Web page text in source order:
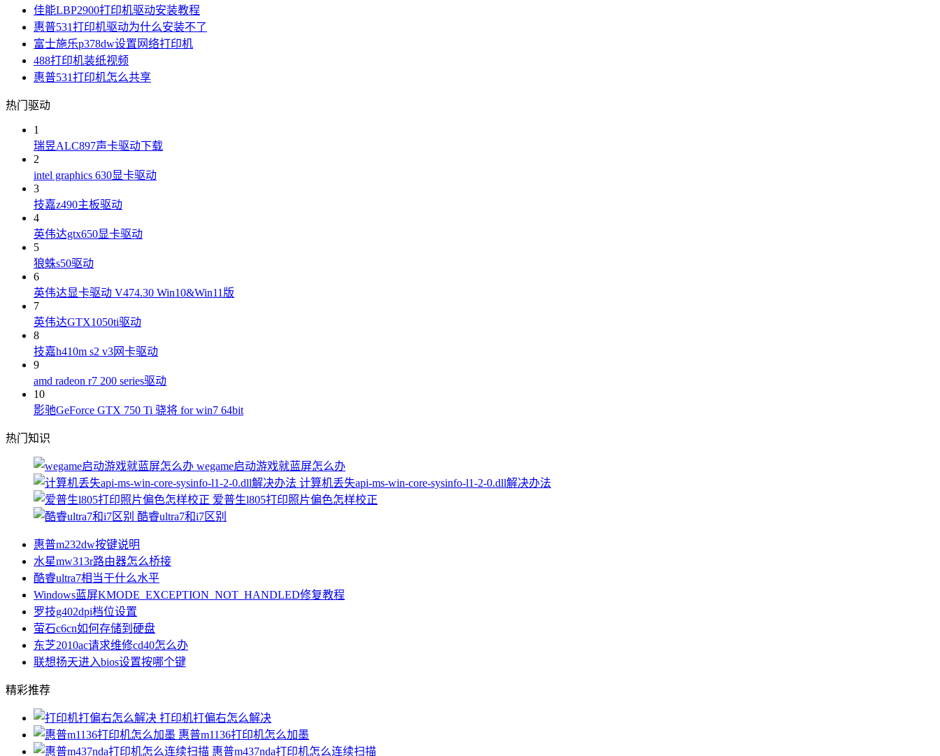
佳能LBP2900打印机驱动安装教程
惠普531打印机驱动为什么安装不了
富士施乐p378dw设置网络打印机
488打印机装纸视频
惠普531打印机怎么共享
热门驱动
1
瑞昱ALC897声卡驱动下载
2
intel graphics 630显卡驱动
3
技嘉z490主板驱动
4
英伟达gtx650显卡驱动
5
狼蛛s50驱动
6
英伟达显卡驱动 V474.30 Win10&Win11版
7
英伟达GTX1050ti驱动
8
技嘉h410m s2 v3网卡驱动
9
amd radeon r7 200 series驱动
10
影驰GeForce GTX 750 Ti 骁将 for win7 64bit
热门知识
wegame启动游戏就蓝屏怎么办
计算机丢失api-ms-win-core-sysinfo-l1-2-0.dll解决办法
爱普生l805打印照片偏色怎样校正
酷睿ultra7和i7区别
惠普m232dw按键说明
水星mw313r路由器怎么桥接
酷睿ultra7相当于什么水平
Windows蓝屏KMODE_EXCEPTION_NOT_HANDLED修复教程
罗技g402dpi档位设置
萤石c6cn如何存储到硬盘
东芝2010ac请求维修cd40怎么办
联想扬天进入bios设置按哪个键
精彩推荐
打印机打偏右怎么解决
惠普m1136打印机怎么加墨
惠普m437nda打印机怎么连续扫描